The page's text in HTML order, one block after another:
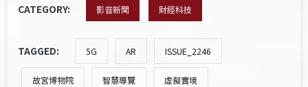
CATEGORY: 影音新聞 財經科技
TAGGED: 5G AR ISSUE_2246
故宮博物院 智慧導覽 虛擬實境